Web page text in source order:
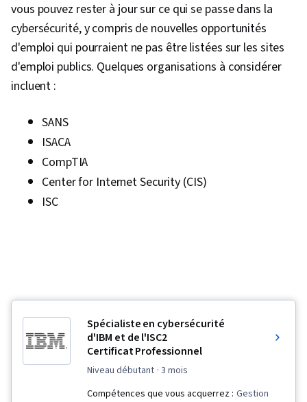
vous pouvez rester à jour sur ce qui se passe dans la
cybersécurité, y compris de nouvelles opportunités
d'emploi qui pourraient ne pas être listées sur les sites
d'emploi publics. Quelques organisations à considérer
incluent :
SANS
ISACA
CompTIA
Center for Internet Security (CIS)
ISC
Spécialiste en cybersécurité
d'IBM et de l'ISC2
Certificat Professionnel
niveau débutant · 3 mois
Compétences que vous acquerrez : Gestion